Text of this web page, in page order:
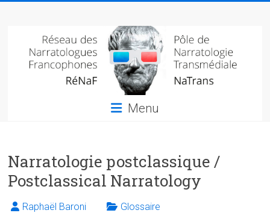
Réseau
des
narratologues
francophone
de
narratologie
transmédiale
(NaTrans)
Menu
Narratologie postclassique /
Postclassical Narratology
Raphaël Baroni Glossaire